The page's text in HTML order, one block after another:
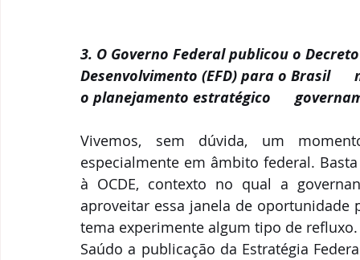
3. O Governo Federal publicou o
Desenvolvimento (EFD) para o Brasil
o planejamento estratégico
Vivemos, sem dúvida, um
especialmente em âmbito federal.
à OCDE, contexto no qual a
aproveitar essa janela de
tema experimente algum tipo de
Saúdo a publicação da Estratégia